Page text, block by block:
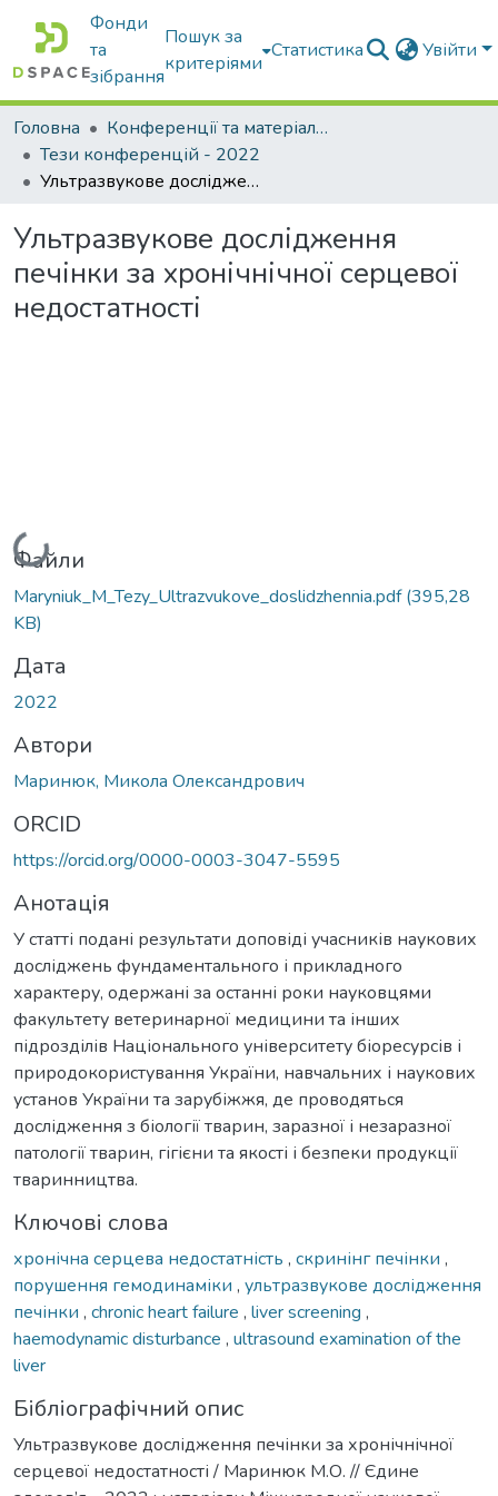
Фонди
та
зібрання
Пошук за
критеріями
Статистика Увійти
Головна
Конференції та матеріали конференцій
Тези конференцій - 2022
Ультразвукове дослідження печінки за хронічнічної серцевої недостатності
Ультразвукове дослідження
печінки за хронічнічної серцевої
недостатності
Вантажиться...
Файли
Maryniuk_M_Tezy_Ultrazvukove_doslidzhennia.pdf(395,28
KB)
Дата
2022
Автори
Маринюк, Микола Олександрович
ORCID
https://orcid.org/0000-0003-3047-5595
Анотація
У статті подані результати доповіді учасників наукових
досліджень фундаментального і прикладного
характеру, одержані за останні роки науковцями
факультету ветеринарної медицини та інших
підрозділів Національного університету біоресурсів і
природокористування України, навчальних і наукових
установ України та зарубіжжя, де проводяться
дослідження з біології тварин, заразної і незаразної
патології тварин, гігієни та якості і безпеки продукції
тваринництва.
Ключові слова
хронічна серцева недостатність , скринінг печінки ,
порушення гемодинаміки , ультразвукове дослідження
печінки , chronic heart failure , liver screening ,
haemodynamic disturbance , ultrasound examination of the
liver
Бібліографічний опис
Ультразвукове дослідження печінки за хронічнічної
серцевої недостатності / Маринюк М.О. // Єдине